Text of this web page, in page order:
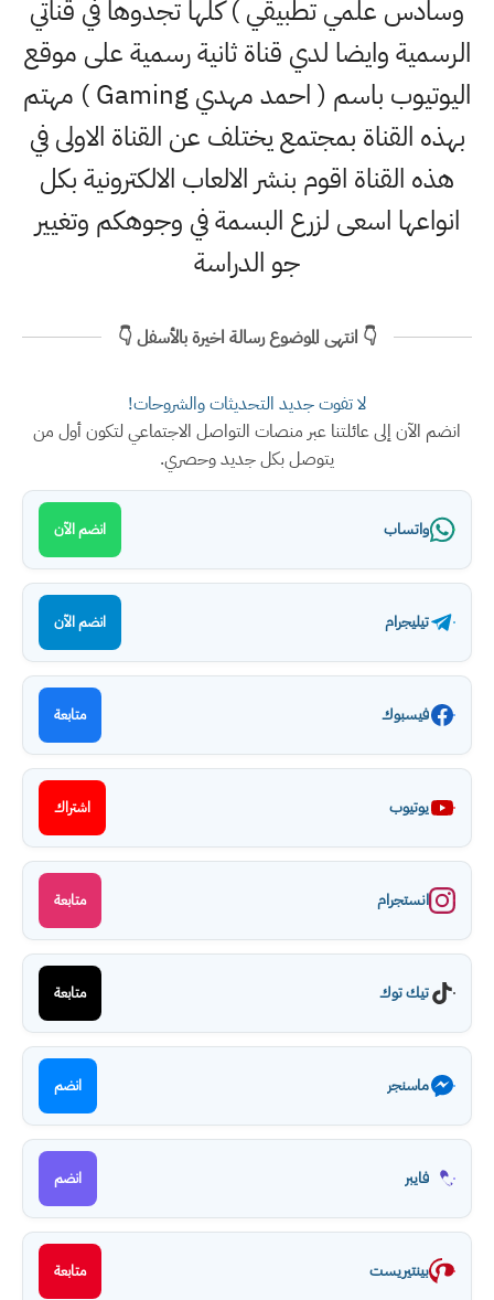
وسادس علمي تطبيقي ) كلها تجدوها في قناتي
الرسمية وايضا لدي قناة ثانية رسمية على موقع
اليوتيوب باسم ( احمد مهدي Gaming ) مهتم
بهذه القناة بمجتمع يختلف عن القناة الاولى في
هذه القناة اقوم بنشر الالعاب الالكترونية بكل
انواعها اسعى لزرع البسمة في وجوهكم وتغيير
جو الدراسة
👇 انتهى الموضوع رسالة اخيرة بالأسفل 👇
لا تفوت جديد التحديثات والشروحات!
انضم الآن إلى عائلتنا عبر منصات التواصل الاجتماعي لتكون أول من
يتوصل بكل جديد وحصري.
واتساب انضم الآن
تيليجرام انضم الآن
فيسبوك متابعة
يوتيوب اشتراك
انستجرام متابعة
تيك توك متابعة
ماسنجر انضم
فايبر انضم
بينتيريست متابعة